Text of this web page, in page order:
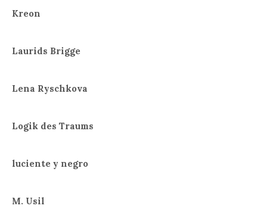
Kreon
Laurids Brigge
Lena Ryschkova
Logik des Traums
luciente y negro
M. Usil